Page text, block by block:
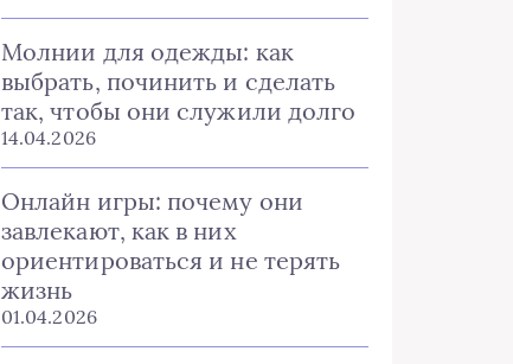
Молнии для одежды: как
выбрать, починить и сделать
так, чтобы они служили долго
14.04.2026
Онлайн игры: почему они
завлекают, как в них
ориентироваться и не терять
жизнь
01.04.2026